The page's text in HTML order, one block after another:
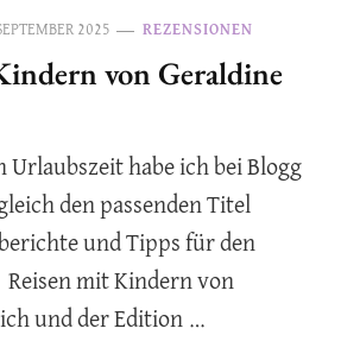
2025 REZENSIONEN
von Geraldine
Urlaubszeit habe ich bei Blogg
den passenden Titel
und Tipps für den
mit Kindern von
und der Edition …